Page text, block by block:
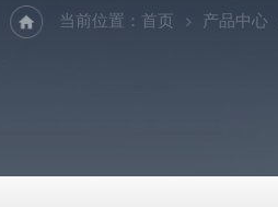
当前位置： 首页 产品中心